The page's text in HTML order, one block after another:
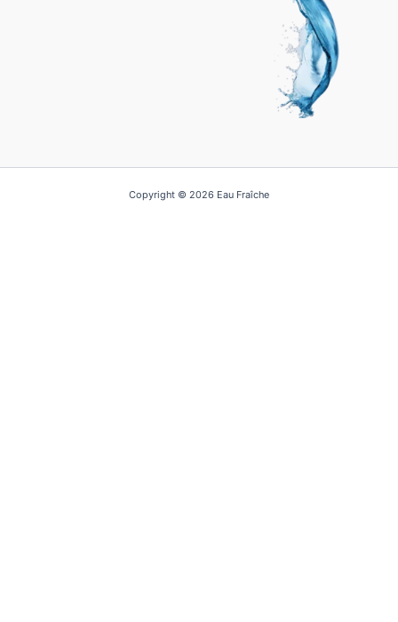
Copyright © 2026 Eau Fraîche